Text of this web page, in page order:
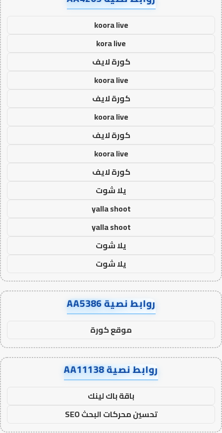
koora live
kora live
كورة لايف
koora live
كورة لايف
koora live
كورة لايف
koora live
كورة لايف
يلا شوت
yalla shoot
yalla shoot
يلا شوت
يلا شوت
روابط نصية AA5386
موقع كورة
روابط نصية AA11138
باقة باك لينك
تحسين محركات البحث SEO